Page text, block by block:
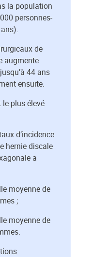
la population
personnes-
de
augmente
44 ans
ensuite.
le plus élevé
d’incidence
hernie discale
a
moyenne de
;
moyenne de